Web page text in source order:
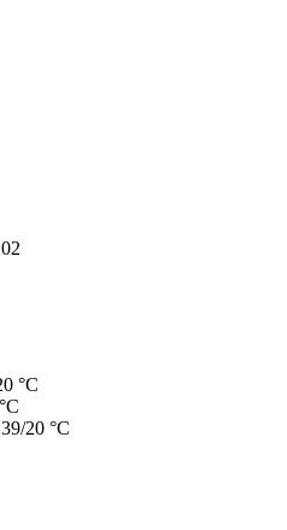
°C
39/20 °C